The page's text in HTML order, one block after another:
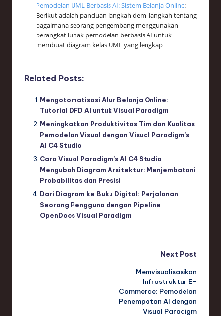
Pemodelan UML Berbasis AI: Sistem Belanja Online:
Berikut adalah panduan langkah demi langkah tentang
bagaimana seorang pengembang menggunakan
perangkat lunak pemodelan berbasis AI untuk
membuat diagram kelas UML yang lengkap
Related Posts:
Mengotomatisasi Alur Belanja Online:
Tutorial DFD AI untuk Visual Paradigm
Meningkatkan Produktivitas Tim dan Kualitas
Pemodelan Visual dengan Visual Paradigm’s
AI C4 Studio
Cara Visual Paradigm’s AI C4 Studio
Mengubah Diagram Arsitektur: Menjembatani
Probabilitas dan Presisi
Dari Diagram ke Buku Digital: Perjalanan
Seorang Pengguna dengan Pipeline
OpenDocs Visual Paradigm
Next Post
Memvisualisasikan
Infrastruktur E-
Commerce: Pemodelan
Penempatan AI dengan
Visual Paradigm